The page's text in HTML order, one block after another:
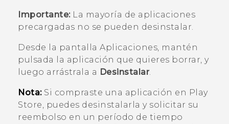
Importante:La mayoría de aplicaciones
precargadas no se pueden desinstalar.
Desde la pantalla Aplicaciones, mantén
pulsada la aplicación que quieres borrar, y
luego arrástrala a Desinstalar.
Nota:Si compraste una aplicación en Play
Store, puedes desinstalarla y solicitar su
reembolso en un período de tiempo